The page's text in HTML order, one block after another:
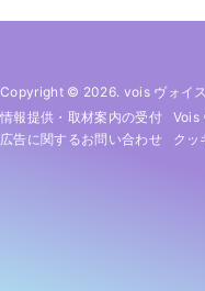
Copyright © 2026. vois ヴォイ
情報提供・取材案内の受付
Vois
広告に関するお問い合わせ
クッ